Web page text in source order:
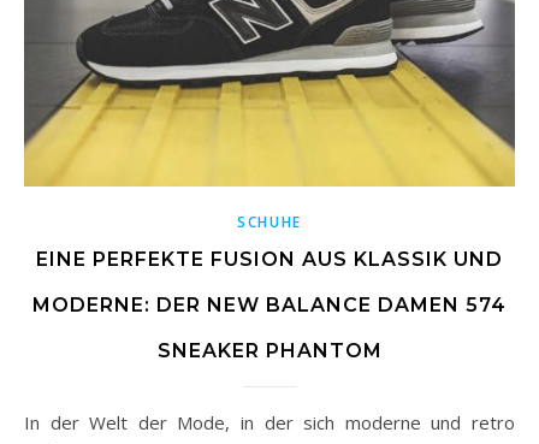
SCHUHE
EINE PERFEKTE FUSION AUS KLASSIK UND
MODERNE: DER NEW BALANCE DAMEN 574
SNEAKER PHANTOM
In der Welt der Mode, in der sich moderne und retro